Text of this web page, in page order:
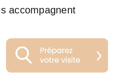
accompagnent